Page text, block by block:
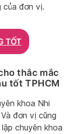
đơn vị.
TỐT
thắc mắc
tốt TPHCM
khoa Nhi
đơn vị cũng
chuyên khoa